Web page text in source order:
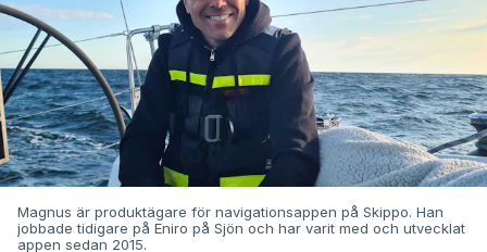
Magnus är produktägare för navigationsappen på Skippo. Han
jobbade tidigare på Eniro på Sjön och har varit med och utvecklat
appen sedan 2015.